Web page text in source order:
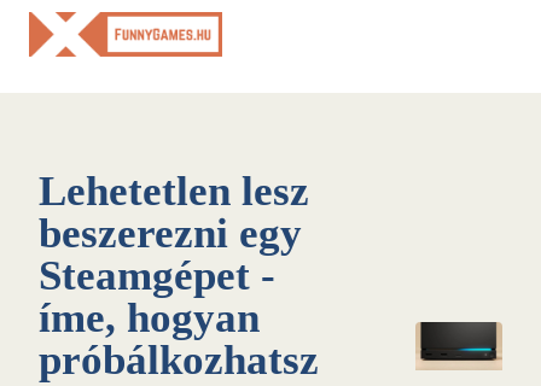
Skip
Lehetetlen lesz
beszerezni egy
Steamgépet -
íme, hogyan
próbálkozhatsz